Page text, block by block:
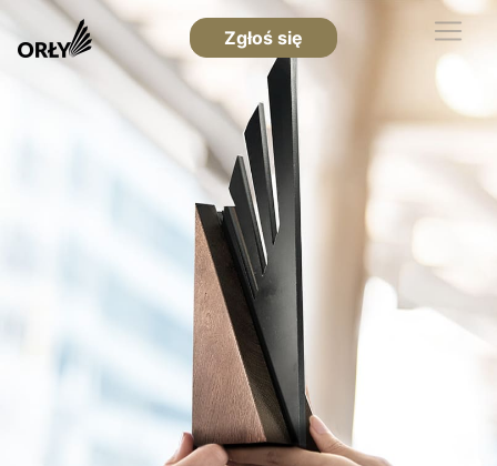
Zgłoś się